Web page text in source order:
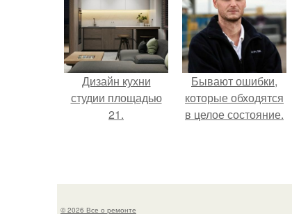
Дизайн кухни
студии площадью
21.
Бывают ошибки,
которые обходятся
в целое состояние.
© 2026 Все о ремонте